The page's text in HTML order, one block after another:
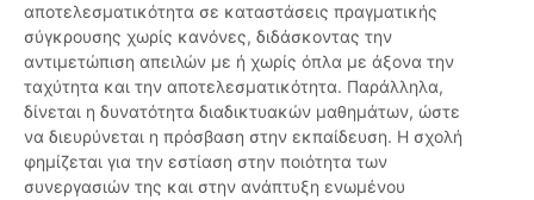
αποτελεσματικότητα σε καταστάσεις πραγματικής
σύγκρουσης χωρίς κανόνες, διδάσκοντας την
αντιμετώπιση απειλών με ή χωρίς όπλα με άξονα την
ταχύτητα και την αποτελεσματικότητα. Παράλληλα,
δίνεται η δυνατότητα διαδικτυακών μαθημάτων, ώστε
να διευρύνεται η πρόσβαση στην εκπαίδευση. Η σχολή
φημίζεται για την εστίαση στην ποιότητα των
συνεργασιών της και στην ανάπτυξη ενωμένου